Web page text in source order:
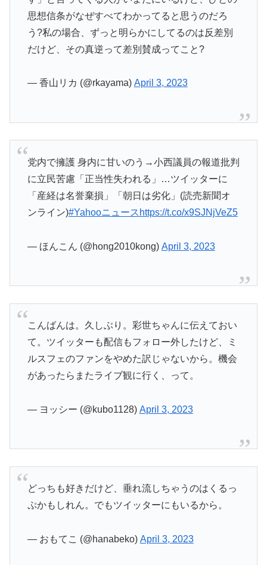
思想信条がなぜすべてわかってると思うのだろ
う?私の場合、ずっと明らかにしてるのは反差別
だけど、その真逆って差別賛成ってこと?
— 香山リカ (@rkayama) April 3, 2023
党内で擁護 身内に甘いのう→小西議員の報道批判
に立民苦慮「正当性失われる」…ツイッターに
「産経は名誉棄損」「朝日は劣化」(読売新聞オ
ンライン)#Yahooニュース https://t.co/x9SJNjVeZ5
— ほんこん (@hong2010kong) April 3, 2023
こんばんは。久しぶり。彩世ちゃんに伝えておい
て。ツイッターも配信もフォロー外したけど、ミ
ルスフェのファンをやめた訳じゃないから。機会
があったらまたライブ観に行く、って。
— ヨッシー (@kubo1128) April 3, 2023
どっちも好きだけど、垂れ流しちゃうのはくるっ
ぷかもしれん。でもツイッターにもいるから。
— おもてこ (@hanabeko) April 3, 2023